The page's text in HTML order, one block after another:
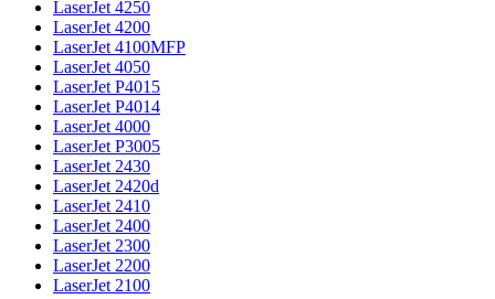
LaserJet 4250
LaserJet 4200
LaserJet 4100MFP
LaserJet 4050
LaserJet P4015
LaserJet P4014
LaserJet 4000
LaserJet P3005
LaserJet 2430
LaserJet 2420d
LaserJet 2410
LaserJet 2400
LaserJet 2300
LaserJet 2200
LaserJet 2100